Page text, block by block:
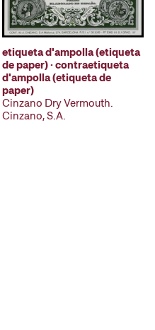
etiqueta d'ampolla (etiqueta
de paper) · contraetiqueta
d'ampolla (etiqueta de
paper)
Cinzano Dry Vermouth.
Cinzano, S.A.